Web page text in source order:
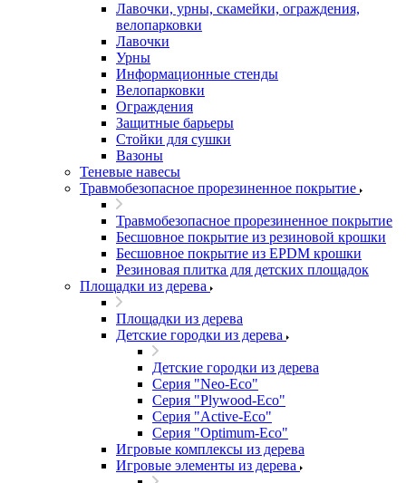
Лавочки, урны, скамейки, ограждения,
велопарковки
Лавочки
Урны
Информационные стенды
Велопарковки
Ограждения
Защитные барьеры
Стойки для сушки
Вазоны
Теневые навесы
Травмобезопасное прорезиненное покрытие
Травмобезопасное прорезиненное покрытие
Бесшовное покрытие из резиновой крошки
Бесшовное покрытие из EPDM крошки
Резиновая плитка для детских площадок
Площадки из дерева
Площадки из дерева
Детские городки из дерева
Детские городки из дерева
Серия "Neo-Eco"
Серия "Plywood-Eco"
Серия "Active-Eco"
Серия "Оptimum-Еco"
Игровые комплексы из дерева
Игровые элементы из дерева